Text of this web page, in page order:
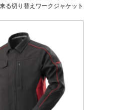
る切り替えワークジャケット